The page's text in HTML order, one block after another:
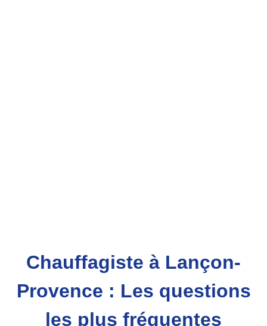
Chauffagiste à Lançon-
Provence : Les questions
les plus fréquentes